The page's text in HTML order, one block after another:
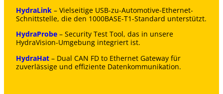
HydraLink – Vielseitige USB-zu-Automotive-Ethernet-
Schnittstelle, die den 1000BASE-T1-Standard unterstützt.
HydraProbe – Security Test Tool, das in unsere
HydraVision-Umgebung integriert ist.
HydraHat – Dual CAN FD to Ethernet Gateway für
zuverlässige und effiziente Datenkommunikation.